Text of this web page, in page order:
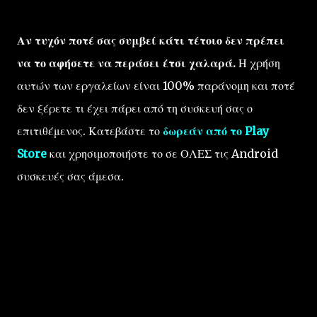
Αν τυχόν ποτέ σας συμβεί κάτι τέτοιο δεν πρέπει
να το αφήσετε να περάσει έτσι χαλαρά. Η χρήση
αυτών των εργαλείων είναι 100% παράνομη και ποτέ
δεν ξέρετε τι έχει πάρει από τη συσκευή σας ο
επιτιθέμενος. Κατεβάστε το δωρεάν από το Play
Store και χρησιμοποιήστε το σε ΟΛΕΣ τις Android
συσκευές σας άμεσα.